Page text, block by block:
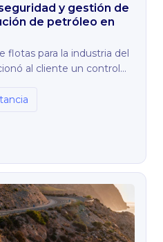
y gestión de
de petróleo en
flotas para la industria del
al cliente un control
seguras y eficientes.